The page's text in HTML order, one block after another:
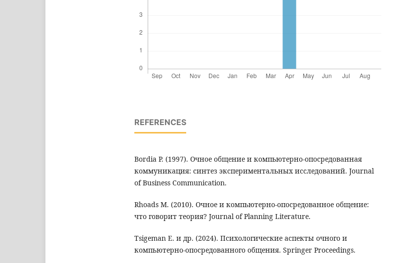
REFERENCES
Bordia P. (1997). Очное общение и компьютерно-опосредованная
коммуникация: синтез экспериментальных исследований. Journal
of Business Communication.
Rhoads M. (2010). Очное и компьютерно-опосредованное общение:
что говорит теория? Journal of Planning Literature.
Tsigeman E. и др. (2024). Психологические аспекты очного и
компьютерно-опосредованного общения. Springer Proceedings.